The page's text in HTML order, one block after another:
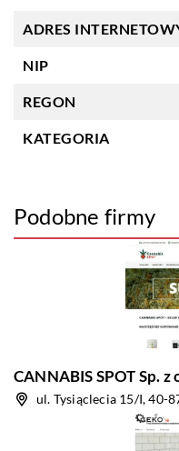
ADRES
NIP
REGON
KATEGORIA
Podobne firmy
CANNABIS SPOT Sp. z
ul. Tysiąclecia 15/I, 40-